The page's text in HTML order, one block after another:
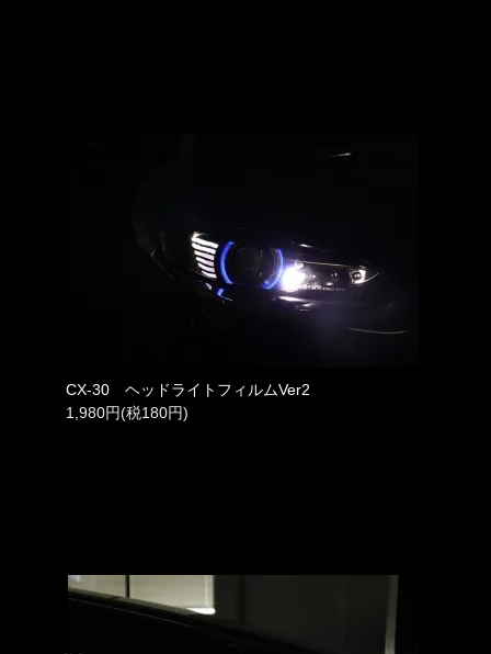
CX-30 ヘッドライトフィルムVer2
1,980円(税180円)